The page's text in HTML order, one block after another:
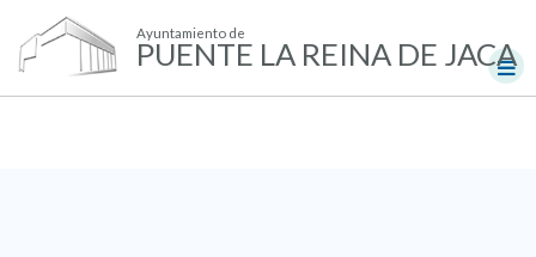
Ayuntamiento de
PUENTE LA REINA DE JACA